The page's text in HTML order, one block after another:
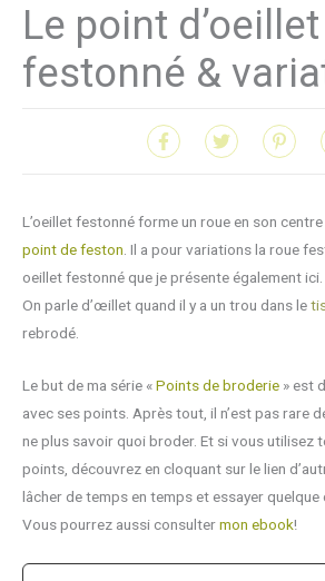
Le point d’oeillet
festonné &
L’oeillet festonné forme un roue en son
point de feston . Il a pour variations la roue
oeillet festonné que je présente également ici.
On parle d’œillet quand il y a un trou dans le
rebrodé.
Le but de ma série «Points de broderie » est
avec ses points. Après tout, il n’est pas rare
ne plus savoir quoi broder. Et si vous utilisez
points, découvrez en cloquant sur le lien
lâcher de temps en temps et essayer
Vous pourrez aussi consultermon ebook!